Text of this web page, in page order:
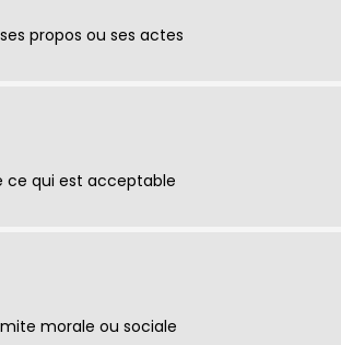
propos ou ses actes
ce qui est acceptable
morale ou sociale